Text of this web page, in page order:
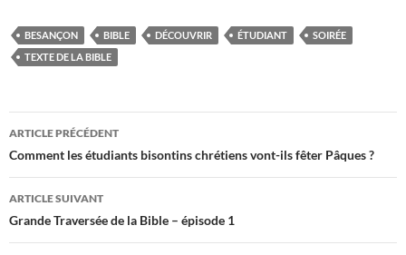
BESANÇON BIBLE DÉCOUVRIR ÉTUDIANT
SOIRÉE
TEXTE DE LA BIBLE
Navigation
des
articles
ARTICLE PRÉCÉDENT
Comment les étudiants bisontins chrétiens vont-ils fêter Pâques ?
ARTICLE SUIVANT
Grande Traversée de la Bible – épisode 1